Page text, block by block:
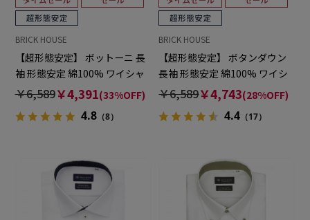
BRICK HOUSE
【超形態安定】 ボットーニ 長
袖 形態安定 綿100% ワイシャ
ツ
￥6,589￥4,391(33%OFF)
4.8（8）
BRICK HOUSE
【超形態安定】 ボタンダウン
長袖 形態安定 綿100% ワイシ
ャツ
￥6,589￥4,743(28%OFF)
4.4 （17）